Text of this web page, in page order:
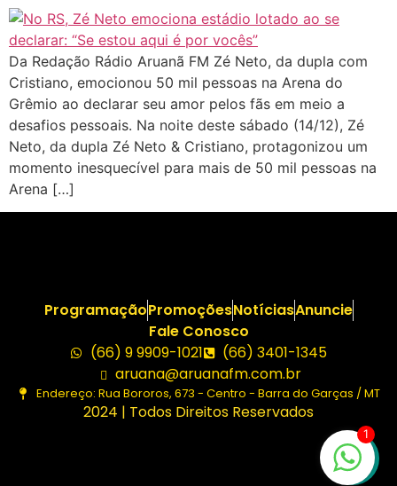
Da Redação Rádio Aruanã FM Zé Neto, da dupla com
Cristiano, emocionou 50 mil pessoas na Arena do
Grêmio ao declarar seu amor pelos fãs em meio a
desafios pessoais. Na noite deste sábado (14/12), Zé
Neto, da dupla Zé Neto & Cristiano, protagonizou um
momento inesquecível para mais de 50 mil pessoas na
Arena […]
ProgramaçãoPromoçõesNotíciasAnuncie
Fale Conosco
(66) 9 9909-1021
(66) 3401-1345
aruana@aruanafm.com.br
Endereço: Rua Bororos, 673 - Centro - Barra do Garças / MT
2024 | Todos Direitos Reservados
1